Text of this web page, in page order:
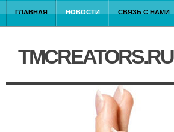
ГЛАВНАЯ НОВОСТИ СВЯЗЬ С НАМИ
TMCREATORS.RU